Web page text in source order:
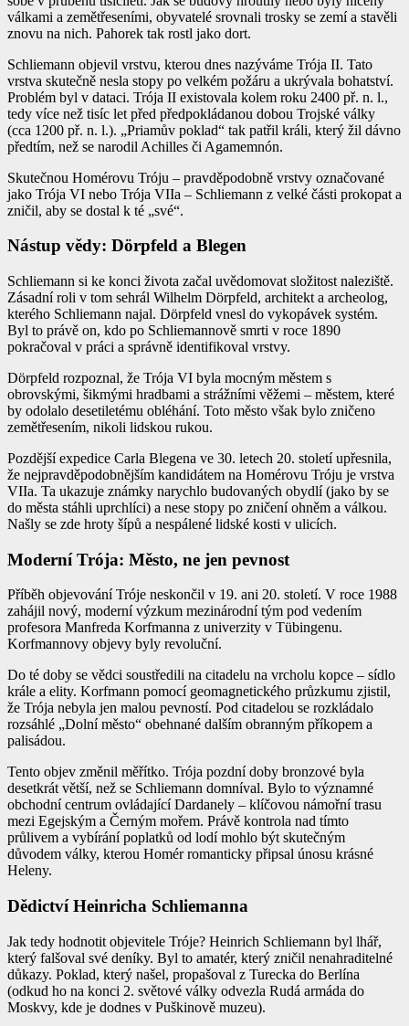
válkami a zemětřeseními, obyvatelé srovnali trosky se zemí a stavěli
znovu na nich. Pahorek tak rostl jako dort.
Schliemann objevil vrstvu, kterou dnes nazýváme Trója II. Tato
vrstva skutečně nesla stopy po velkém požáru a ukrývala bohatství.
Problém byl v dataci. Trója II existovala kolem roku 2400 př. n. l.,
tedy více než tisíc let před předpokládanou dobou Trojské války
(cca 1200 př. n. l.). „Priamův poklad“ tak patřil králi, který žil dávno
předtím, než se narodil Achilles či Agamemnón.
Skutečnou Homérovu Tróju – pravděpodobně vrstvy označované
jako Trója VI nebo Trója VIIa – Schliemann z velké části prokopat a
zničil, aby se dostal k té „své“.
Nástup vědy: Dörpfeld a Blegen
Schliemann si ke konci života začal uvědomovat složitost naleziště.
Zásadní roli v tom sehrál Wilhelm Dörpfeld, architekt a archeolog,
kterého Schliemann najal. Dörpfeld vnesl do vykopávek systém.
Byl to právě on, kdo po Schliemannově smrti v roce 1890
pokračoval v práci a správně identifikoval vrstvy.
Dörpfeld rozpoznal, že Trója VI byla mocným městem s
obrovskými, šikmými hradbami a strážními věžemi – městem, které
by odolalo desetiletému obléhání. Toto město však bylo zničeno
zemětřesením, nikoli lidskou rukou.
Pozdější expedice Carla Blegena ve 30. letech 20. století upřesnila,
že nejpravděpodobnějším kandidátem na Homérovu Tróju je vrstva
VIIa. Ta ukazuje známky narychlo budovaných obydlí (jako by se
do města stáhli uprchlíci) a nese stopy po zničení ohněm a válkou.
Našly se zde hroty šípů a nespálené lidské kosti v ulicích.
Moderní Trója: Město, ne jen pevnost
Příběh objevování Tróje neskončil v 19. ani 20. století. V roce 1988
zahájil nový, moderní výzkum mezinárodní tým pod vedením
profesora Manfreda Korfmanna z univerzity v Tübingenu.
Korfmannovy objevy byly revoluční.
Do té doby se vědci soustředili na citadelu na vrcholu kopce – sídlo
krále a elity. Korfmann pomocí geomagnetického průzkumu zjistil,
že Trója nebyla jen malou pevností. Pod citadelou se rozkládalo
rozsáhlé „Dolní město“ obehnané dalším obranným příkopem a
palisádou.
Tento objev změnil měřítko. Trója pozdní doby bronzové byla
desetkrát větší, než se Schliemann domníval. Bylo to významné
obchodní centrum ovládající Dardanely – klíčovou námořní trasu
mezi Egejským a Černým mořem. Právě kontrola nad tímto
průlivem a vybírání poplatků od lodí mohlo být skutečným
důvodem války, kterou Homér romanticky připsal únosu krásné
Heleny.
Dědictví Heinricha Schliemanna
Jak tedy hodnotit objevitele Tróje? Heinrich Schliemann byl lhář,
který falšoval své deníky. Byl to amatér, který zničil nenahraditelné
důkazy. Poklad, který našel, propašoval z Turecka do Berlína
(odkud ho na konci 2. světové války odvezla Rudá armáda do
Moskvy, kde je dodnes v Puškinově muzeu).